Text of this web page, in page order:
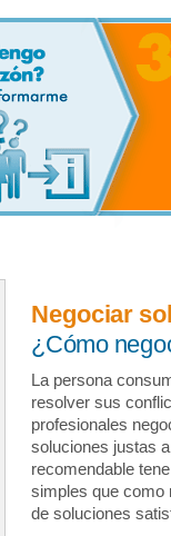
Negociar
¿Cómo
La persona
resolver sus
profesionales
soluciones justas
recomendable
simples que como
de soluciones